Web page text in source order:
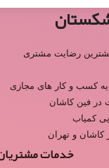
رضایت مشتری
کسب و کار های مجازی
در فین کاشان
کمیاب
و تهران
خدمات